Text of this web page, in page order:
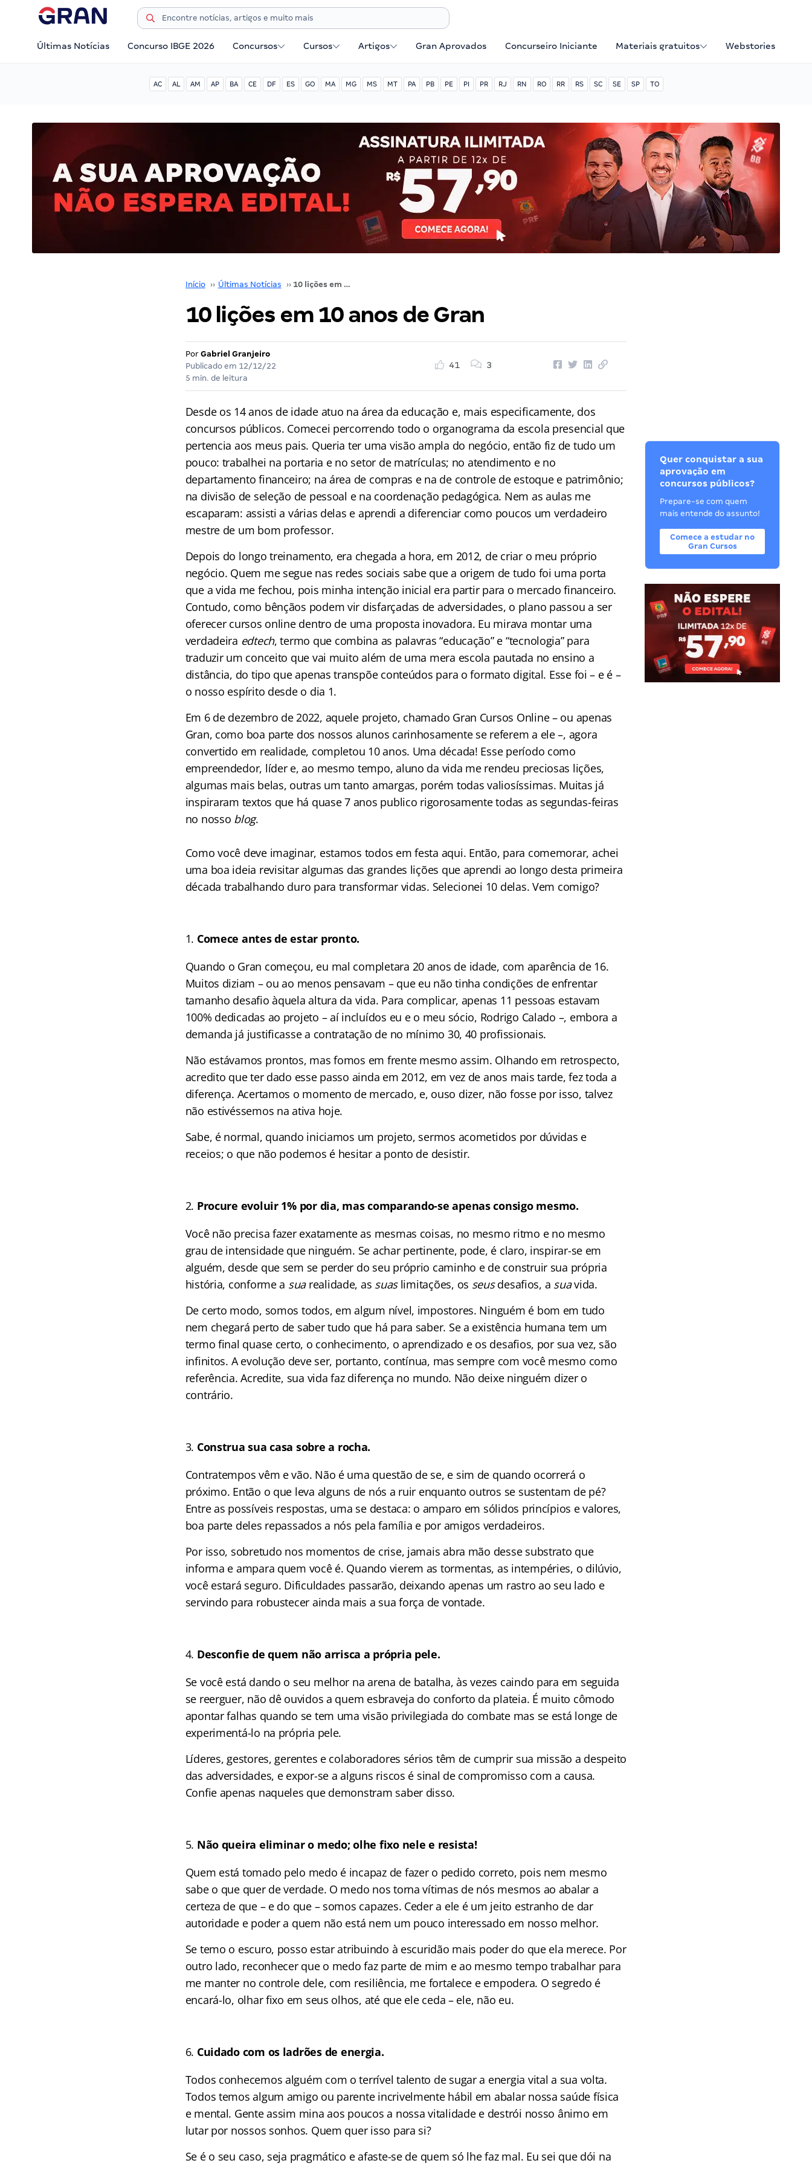
Últimas Notícias Concurso IBGE 2026 Concursos Cursos Artigos Gran Aprovados Concurseiro Iniciante Materiais gratuitos Webstories
AC AL AM AP BA CE DF ES GO MA MG MS MT PA PB PE PI PR RJ RN RO RR RS SC SE SP TO
Início ›› Últimas Notícias ›› 10 lições em 10 anos de Gran
10 lições em 10 anos de Gran
Por Gabriel Granjeiro
Publicado em 12/12/22
5 min. de leitura
41 3
Desde os 14 anos de idade atuo na área da educação e, mais especificamente, dos
concursos públicos. Comecei percorrendo todo o organograma da escola presencial que
pertencia aos meus pais. Queria ter uma visão ampla do negócio, então fiz de tudo um
pouco: trabalhei na portaria e no setor de matrículas; no atendimento e no
departamento financeiro; na área de compras e na de controle de estoque e patrimônio;
na divisão de seleção de pessoal e na coordenação pedagógica. Nem as aulas me
escaparam: assisti a várias delas e aprendi a diferenciar como poucos um verdadeiro
mestre de um bom professor.
Depois do longo treinamento, era chegada a hora, em 2012, de criar o meu próprio
negócio. Quem me segue nas redes sociais sabe que a origem de tudo foi uma porta
que a vida me fechou, pois minha intenção inicial era partir para o mercado financeiro.
Contudo, como bênçãos podem vir disfarçadas de adversidades, o plano passou a ser
oferecer cursos online dentro de uma proposta inovadora. Eu mirava montar uma
verdadeira edtech, termo que combina as palavras “educação” e “tecnologia” para
traduzir um conceito que vai muito além de uma mera escola pautada no ensino a
distância, do tipo que apenas transpõe conteúdos para o formato digital. Esse foi – e é –
o nosso espírito desde o dia 1.
Em 6 de dezembro de 2022, aquele projeto, chamado Gran Cursos Online – ou apenas
Gran, como boa parte dos nossos alunos carinhosamente se referem a ele –, agora
convertido em realidade, completou 10 anos. Uma década! Esse período como
empreendedor, líder e, ao mesmo tempo, aluno da vida me rendeu preciosas lições,
algumas mais belas, outras um tanto amargas, porém todas valiosíssimas. Muitas já
inspiraram textos que há quase 7 anos publico rigorosamente todas as segundas-feiras
no nosso blog.
Como você deve imaginar, estamos todos em festa aqui. Então, para comemorar, achei
uma boa ideia revisitar algumas das grandes lições que aprendi ao longo desta primeira
década trabalhando duro para transformar vidas. Selecionei 10 delas. Vem comigo?
Comece antes de estar pronto.
Quando o Gran começou, eu mal completara 20 anos de idade, com aparência de 16.
Muitos diziam – ou ao menos pensavam – que eu não tinha condições de enfrentar
tamanho desafio àquela altura da vida. Para complicar, apenas 11 pessoas estavam
100% dedicadas ao projeto – aí incluídos eu e o meu sócio, Rodrigo Calado –, embora a
demanda já justificasse a contratação de no mínimo 30, 40 profissionais.
Não estávamos prontos, mas fomos em frente mesmo assim. Olhando em retrospecto,
acredito que ter dado esse passo ainda em 2012, em vez de anos mais tarde, fez toda a
diferença. Acertamos o momento de mercado, e, ouso dizer, não fosse por isso, talvez
não estivéssemos na ativa hoje.
Sabe, é normal, quando iniciamos um projeto, sermos acometidos por dúvidas e
receios; o que não podemos é hesitar a ponto de desistir.
Procure evoluir 1% por dia, mas comparando-se apenas consigo mesmo.
Você não precisa fazer exatamente as mesmas coisas, no mesmo ritmo e no mesmo
grau de intensidade que ninguém. Se achar pertinente, pode, é claro, inspirar-se em
alguém, desde que sem se perder do seu próprio caminho e de construir sua própria
história, conforme a suarealidade, as suaslimitações, os seusdesafios, a suavida.
De certo modo, somos todos, em algum nível, impostores. Ninguém é bom em tudo
nem chegará perto de saber tudo que há para saber. Se a existência humana tem um
termo final quase certo, o conhecimento, o aprendizado e os desafios, por sua vez, são
infinitos. A evolução deve ser, portanto, contínua, mas sempre com você mesmo como
referência. Acredite, sua vida faz diferença no mundo. Não deixe ninguém dizer o
contrário.
Construa sua casa sobre a rocha.
Contratempos vêm e vão. Não é uma questão de se, e sim de quando ocorrerá o
próximo. Então o que leva alguns de nós a ruir enquanto outros se sustentam de pé?
Entre as possíveis respostas, uma se destaca: o amparo em sólidos princípios e valores,
boa parte deles repassados a nós pela família e por amigos verdadeiros.
Por isso, sobretudo nos momentos de crise, jamais abra mão desse substrato que
informa e ampara quem você é. Quando vierem as tormentas, as intempéries, o dilúvio,
você estará seguro. Dificuldades passarão, deixando apenas um rastro ao seu lado e
servindo para robustecer ainda mais a sua força de vontade.
Desconfie de quem não arrisca a própria pele.
Se você está dando o seu melhor na arena de batalha, às vezes caindo para em seguida
se reerguer, não dê ouvidos a quem esbraveja do conforto da plateia. É muito cômodo
apontar falhas quando se tem uma visão privilegiada do combate mas se está longe de
experimentá-lo na própria pele.
Líderes, gestores, gerentes e colaboradores sérios têm de cumprir sua missão a despeito
das adversidades, e expor-se a alguns riscos é sinal de compromisso com a causa.
Confie apenas naqueles que demonstram saber disso.
Não queira eliminar o medo; olhe fixo nele e resista!
Quem está tomado pelo medo é incapaz de fazer o pedido correto, pois nem mesmo
sabe o que quer de verdade. O medo nos torna vítimas de nós mesmos ao abalar a
certeza de que – e do que – somos capazes. Ceder a ele é um jeito estranho de dar
autoridade e poder a quem não está nem um pouco interessado em nosso melhor.
Se temo o escuro, posso estar atribuindo à escuridão mais poder do que ela merece. Por
outro lado, reconhecer que o medo faz parte de mim e ao mesmo tempo trabalhar para
me manter no controle dele, com resiliência, me fortalece e empodera. O segredo é
encará-lo, olhar fixo em seus olhos, até que ele ceda – ele, não eu.
Cuidado com os ladrões de energia.
Todos conhecemos alguém com o terrível talento de sugar a energia vital a sua volta.
Todos temos algum amigo ou parente incrivelmente hábil em abalar nossa saúde física
e mental. Gente assim mina aos poucos a nossa vitalidade e destrói nosso ânimo em
lutar por nossos sonhos. Quem quer isso para si?
Se é o seu caso, seja pragmático e afaste-se de quem só lhe faz mal. Eu sei que dói na
Quer conquistar a sua
aprovação em
concursos públicos?
Prepare-se com quem
mais entende do assunto!
Comece a estudar no
Gran Cursos